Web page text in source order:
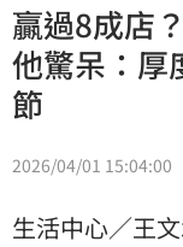
贏過8成店
他驚呆：
節
2026/04/01 15:04:00
生活中心／王